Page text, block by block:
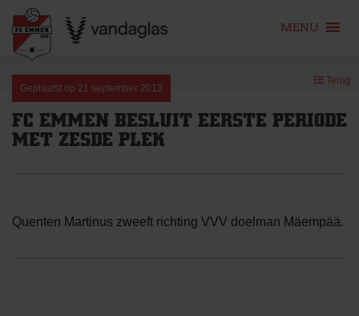
content
MENU
Geplaatst op 21 september 2013
Terug
FC EMMEN BESLUIT EERSTE PERIODE
MET ZESDE PLEK
Quenten Martinus zweeft richting VVV doelman Mäempää.